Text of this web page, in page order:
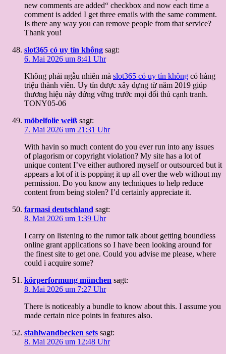
new comments are added“ checkbox and now each time a
comment is added I get three emails with the same comment.
Is there any way you can remove people from that service?
Thank you!
slot365 có uy tín không sagt:
6. Mai 2026 um 8:41 Uhr
Không phải ngẫu nhiên mà slot365 có uy tín không có hàng
triệu thành viên. Uy tín được xây dựng từ năm 2019 giúp
thương hiệu này đứng vững trước mọi đối thủ cạnh tranh.
TONY05-06
möbelfolie weiß sagt:
7. Mai 2026 um 21:31 Uhr
With havin so much content do you ever run into any issues
of plagorism or copyright violation? My site has a lot of
unique content I’ve either authored myself or outsourced but it
appears a lot of it is popping it up all over the web without my
permission. Do you know any techniques to help reduce
content from being stolen? I’d certainly appreciate it.
farmasi deutschland sagt:
8. Mai 2026 um 1:39 Uhr
I carry on listening to the rumor talk about getting boundless
online grant applications so I have been looking around for
the finest site to get one. Could you advise me please, where
could i acquire some?
körperformung münchen sagt:
8. Mai 2026 um 7:27 Uhr
There is noticeably a bundle to know about this. I assume you
made certain nice points in features also.
stahlwandbecken sets sagt:
8. Mai 2026 um 12:48 Uhr